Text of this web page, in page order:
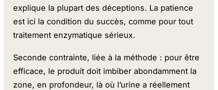
explique la plupart des déceptions. La patience
est ici la condition du succès, comme pour tout
traitement enzymatique sérieux.
Seconde contrainte, liée à la méthode : pour être
efficace, le produit doit imbiber abondamment la
zone, en profondeur, là où l’urine a réellement